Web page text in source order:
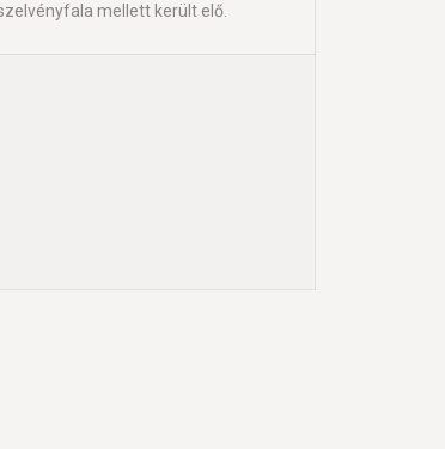
mellett került elő.